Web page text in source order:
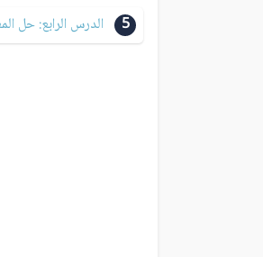
5 الدرس الرابع: حل